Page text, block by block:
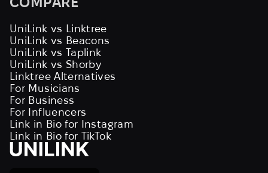
UniLink vs Linktree
UniLink vs Beacons
UniLink vs Taplink
UniLink vs Shorby
Linktree Alternatives
For Musicians
For Business
For Influencers
Link in Bio for Instagram
Link in Bio for TikTok